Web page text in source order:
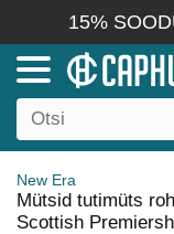
15%
New Era
Mütsid tutimüts
Scottish